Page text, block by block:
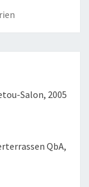
Salon, 2005
QbA,